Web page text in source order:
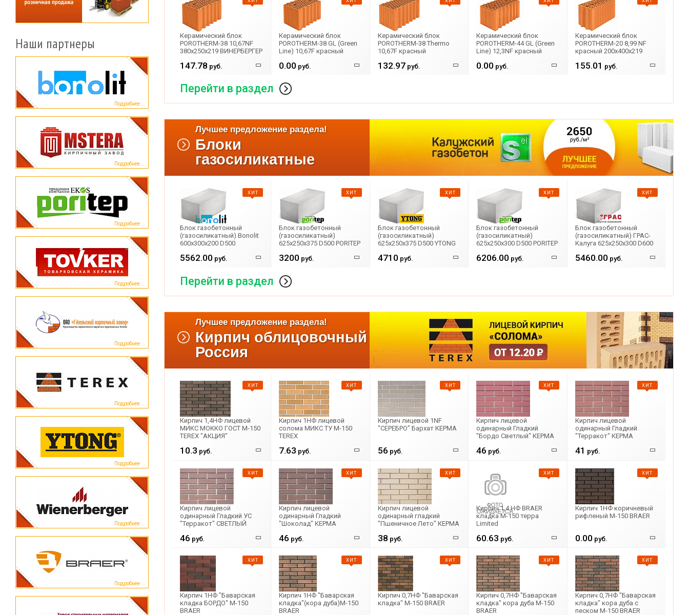
Керамический блок
POROTHERM-38 10,67NF
380x250x219 ВИНЕРБЕРГЕР
М-100 рифленый
147.78 руб.
Керамический блок
POROTHERM-38 GL (Green
Line) 10,67F красный
М-100 рифленый
0.00 руб.
Керамический блок
POROTHERM-38 Thermo
10,67F красный
М-100 рифленый
132.97руб.
Керамический блок
POROTHERM-44 GL (Green
Line) 12,3NF красный
М-100 рифленый
0.00 руб.
Керамический блок
POROTHERM-20 8,99 NF
красный 200х400x219
рифленый
155.01 руб.
Перейти в раздел
Лучшее предложение раздела!
Блоки
газосиликатные
ХИТ
Блок газобетонный
(газосиликатный) Bonolit
600x300x200 D500
5562.00 руб.
ХИТ
Блок газобетонный
(газосиликатный)
625x250x375 D500 PORITEP
3200 руб.
ХИТ
Блок газобетонный
(газосиликатный)
625x250x375 D500 YTONG
4710 руб.
ХИТ
Блок газобетонный
(газосиликатный)
625x250x300 D500 PORITEP
6206.00 руб.
ХИТ
Блок газобетонный
(газосиликатный) ГРАС-
Калуга 625x250x300 D600
5460.00 руб.
Перейти в раздел
Лучшее предложение раздела!
Кирпич облицовочный
Россия
ХИТ
Кирпич 1,4НФ лицевой
МИКС МОККО ГОСТ М-150
TEREX "АКЦИЯ"
10.3 руб.
ХИТ
Кирпич 1НФ лицевой
солома МИКС ТУ М-150
TEREX
7.63 руб.
ХИТ
Кирпич лицевой 1NF
"СЕРЕБРО" Бархат КЕРМА
56 руб.
ХИТ
Кирпич лицевой
одинарный Гладкий
"Бордо Светлый" КЕРМА
46 руб.
ХИТ
Кирпич лицевой
одинарный Гладкий
"Терракот" КЕРМА
41 руб.
ХИТ
Кирпич лицевой
одинарный Гладкий УС
"Терракот" СВЕТЛЫЙ
46 руб.
ХИТ
Кирпич лицевой
одинарный Гладкий
"Шоколад" КЕРМА
46 руб.
ХИТ
Кирпич лицевой
одинарный гладкий
"Пшеничное Лето" КЕРМА
38 руб.
ХИТ
Кирпич 1,4 НФ BRAER
кладка М-150 терра
Limited
60.63 руб.
ХИТ
Кирпич 1НФ коричневый
рифленый М-150 BRAER
0.00 руб.
ХИТ
Кирпич 1НФ "Баварская
кладка БОРДО" М-150
BRAER
ХИТ
Кирпич 1НФ "Баварская
кладка"(кора дуба)М-150
BRAER
ХИТ
Кирпич 0,7НФ "Баварская
кладка" М-150 BRAER
ХИТ
Кирпич 0,7НФ "Баварская
кладка" кора дуба М-150
BRAER
ХИТ
Кирпич 0,7НФ "Баварская
кладка" кора дуба с
песком М-150 BRAER
Наши партнеры
Подробнее ...
Подробнее ...
Подробнее ...
Подробнее ...
Подробнее ...
Подробнее ...
Подробнее ...
Подробнее ...
Подробнее ...